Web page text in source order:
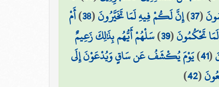
(
37
)إِنَّ لَكُمْ فِيهِ لَمَا تَخَيَّرُونَ(
38
)أَمْ
تَحْكُمُونَ(
39
)سَلْهُمْ أَيُّهُم بِذَٰلِكَ زَعِيمٌ
(
41
)يَوْمَ يُكْشَفُ عَن سَاقٍ وَيُدْعَوْنَ إِلَى
(
42
)